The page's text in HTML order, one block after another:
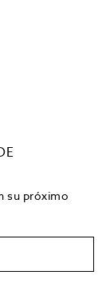
su próximo